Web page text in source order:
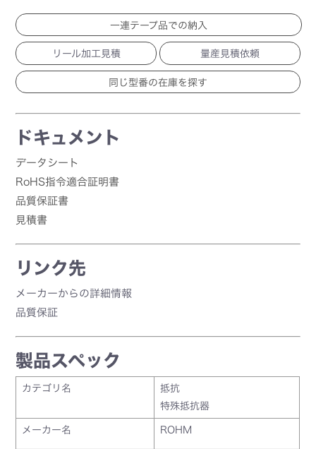
一連テープ品での納入
リール加工見積 量産見積依頼
ドキュメント
データシート
RoHS指令適合証明書
品質保証書
見積書
リンク先
メーカーからの詳細情報
品質保証
製品スペック
カテゴリ名
抵抗
特殊抵抗器
メーカー名 ROHM